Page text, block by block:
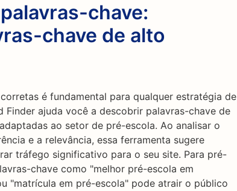
chave:
chave de alto
é fundamental para qualquer estratégia de
Finder ajuda você a descobrir palavras-chave de
ao setor de pré-escola. Ao analisar o
e a relevância, essa ferramenta sugere
tráfego significativo para o seu site. Para pré-
chave como "melhor pré-escola em
"matrícula em pré-escola" pode atrair o público